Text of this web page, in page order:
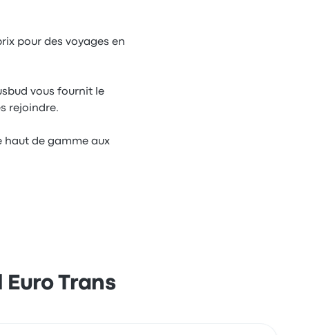
pour des voyages en
vous fournit le
rejoindre.
haut de gamme aux
Trans